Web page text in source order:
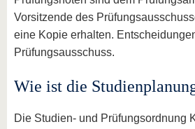
Vorsitzende des
eine Kopie erhalten.
Prüfungsausschuss.
Wie ist die
Die Studien- und Prüfungsordnung